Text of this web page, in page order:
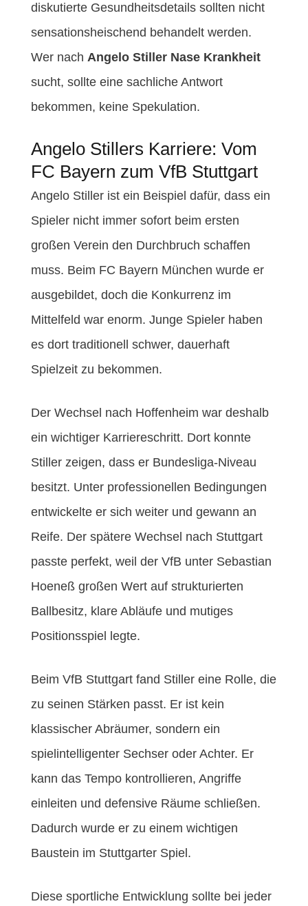
diskutierte Gesundheitsdetails sollten nicht
sensationsheischend behandelt werden.
Wer nach Angelo Stiller Nase Krankheit
sucht, sollte eine sachliche Antwort
bekommen, keine Spekulation.
Angelo Stillers Karriere: Vom
FC Bayern zum VfB Stuttgart
Angelo Stiller ist ein Beispiel dafür, dass ein
Spieler nicht immer sofort beim ersten
großen Verein den Durchbruch schaffen
muss. Beim FC Bayern München wurde er
ausgebildet, doch die Konkurrenz im
Mittelfeld war enorm. Junge Spieler haben
es dort traditionell schwer, dauerhaft
Spielzeit zu bekommen.
Der Wechsel nach Hoffenheim war deshalb
ein wichtiger Karriereschritt. Dort konnte
Stiller zeigen, dass er Bundesliga-Niveau
besitzt. Unter professionellen Bedingungen
entwickelte er sich weiter und gewann an
Reife. Der spätere Wechsel nach Stuttgart
passte perfekt, weil der VfB unter Sebastian
Hoeneß großen Wert auf strukturierten
Ballbesitz, klare Abläufe und mutiges
Positionsspiel legte.
Beim VfB Stuttgart fand Stiller eine Rolle, die
zu seinen Stärken passt. Er ist kein
klassischer Abräumer, sondern ein
spielintelligenter Sechser oder Achter. Er
kann das Tempo kontrollieren, Angriffe
einleiten und defensive Räume schließen.
Dadurch wurde er zu einem wichtigen
Baustein im Stuttgarter Spiel.
Diese sportliche Entwicklung sollte bei jeder